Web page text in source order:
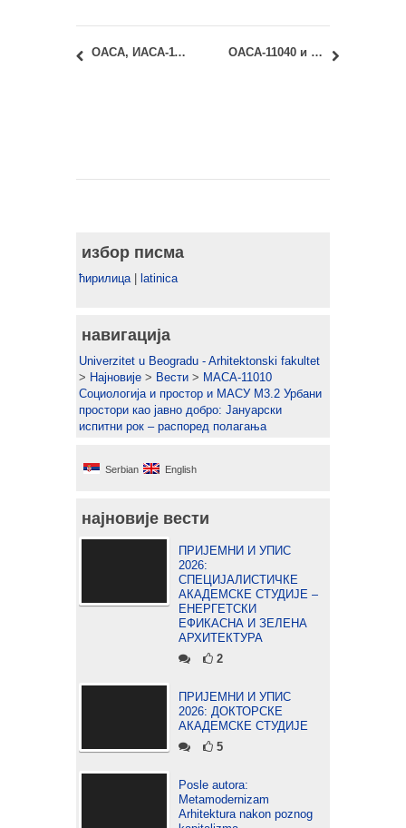
ОАСА, ИАСА-11013 – Визуелна истраживања и ОАСА, ИАСА-11080 – Трансформација графичке форме: Термини консултација ОАСА-11040 и ИАСА-11040 Архитектонске конструкције 1: Консултације код доц. др Љиљане Ђукановић
избор писма
ћирилица| latinica
навигација
Univerzitet u Beogradu - Arhitektonski fakultet
> Најновије > Вести > МАСА-11010
Социологија и простор и МАСУ М3.2 Урбани
простори као јавно добро: Јануарски
испитни рок – распоред полагања
Serbian English
најновије вести
ПРИЈЕМНИ И УПИС
2026:
СПЕЦИЈАЛИСТИЧКЕ
АКАДЕМСКЕ СТУДИЈЕ –
ЕНЕРГЕТСКИ
ЕФИКАСНА И ЗЕЛЕНА
АРХИТЕКТУРА
2
ПРИЈЕМНИ И УПИС
2026: ДОКТОРСКЕ
АКАДЕМСКЕ СТУДИЈЕ
5
Posle autora:
Metamodernizam
Arhitektura nakon poznog